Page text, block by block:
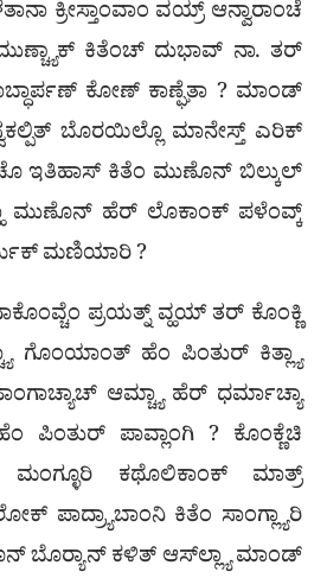
ಕ್ರೀಸ್ತಾಂವಾಂ ವಯ್ರ್ ಆನ್ವಾರಾಂಚೆ
ಕಿತೆಂಚ್ ದುಭಾವ್ ನಾ. ತರ್
ಕೋಣ್ ಕಾಣ್ಘೆತಾ ? ಮಾಂಡ್
ಬೊರಯಿಲ್ಲೊ ಮಾನೇಸ್ತ್ ಎರಿಕ್
ಇತಿಹಾಸ್ ಕಿತೆಂ ಮುಣೊನ್ ಬಿಲ್ಕುಲ್
ಮುಣೊನ್ ಹೆರ್ ಲೊಕಾಂಕ್ ಪಳೆಂವ್ಕ್
ಮಣಿಯಾರಿ ?
ಪ್ರಯತ್ನ್ ವ್ಹಯ್ ತರ್ ಕೊಂಕ್ಣಿ
ಗೊಂಯಾಂತ್ ಹೆಂ ಪಿಂತುರ್ ಕಿತ್ಲ್ಯಾ
ಆಮ್ಚ್ಯಾ ಹೆರ್ ಧರ್ಮಾಚ್ಯಾ
ಪಿಂತುರ್ ಪಾವ್ಲಾಂಗಿ ? ಕೊಂಕ್ಣೆಚಿ
ಕಥೊಲಿಕಾಂಕ್ ಮಾತ್ರ್
ಪಾದ್ರ್ಯಾಬಾಂನಿ ಕಿತೆಂ ಸಾಂಗ್ಲ್ಯಾರಿ
ಬೊರ‍್ಯಾನ್ ಕಳಿತ್ ಆಸ್‌ಲ್ಲ್ಯಾ ಮಾಂಡ್